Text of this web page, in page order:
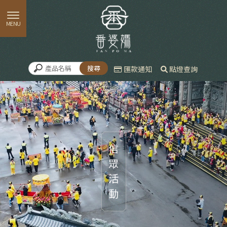
匯款通知 點燈查詢
信眾活動